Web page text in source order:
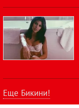
Еще Бикини!